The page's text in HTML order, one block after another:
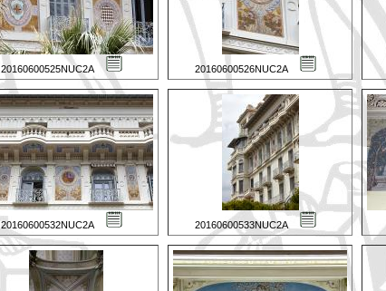
20160600525NUC2A 20160600526NUC2A
20160600532NUC2A 20160600533NUC2A